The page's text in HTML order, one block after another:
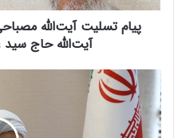
ت
ل
ل
ه
پیام تسلیت آیت‌الله
آیت‌الله حاج سید
پ
ا
س
خ